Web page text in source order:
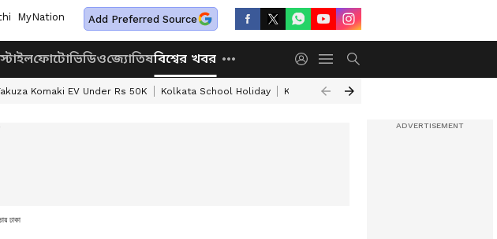
MyNation Add Preferred Source
ফোটোভিডিওজ্যোতিষবিশ্বের খবর
Komaki EV Under Rs 50K Kolkata School Holiday Kolkata Weather Update
ঢাকা